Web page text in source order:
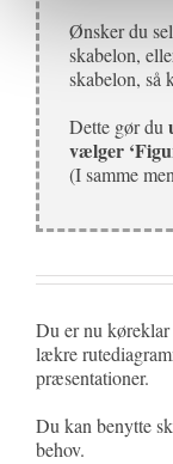
Ønsker du
skabelon,
skabelon, så
Dette gør du
vælger
(I samme
Du er nu
lækre
præsentationer.
Du kan benytte
behov.